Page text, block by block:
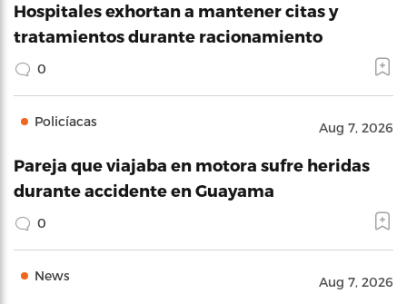
Hospitales exhortan a mantener citas y
tratamientos durante racionamiento
0
Policíacas Aug 7, 2026
Pareja que viajaba en motora sufre heridas
durante accidente en Guayama
0
News Aug 7, 2026